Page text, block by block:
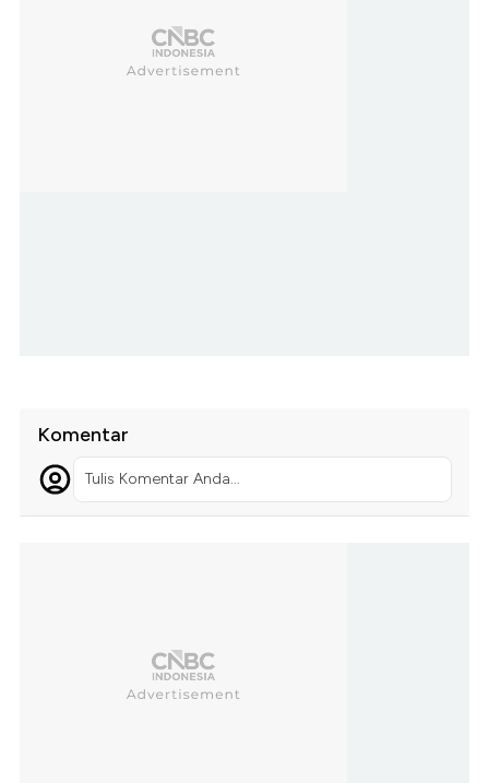
Komentar
Tulis Komentar Anda...